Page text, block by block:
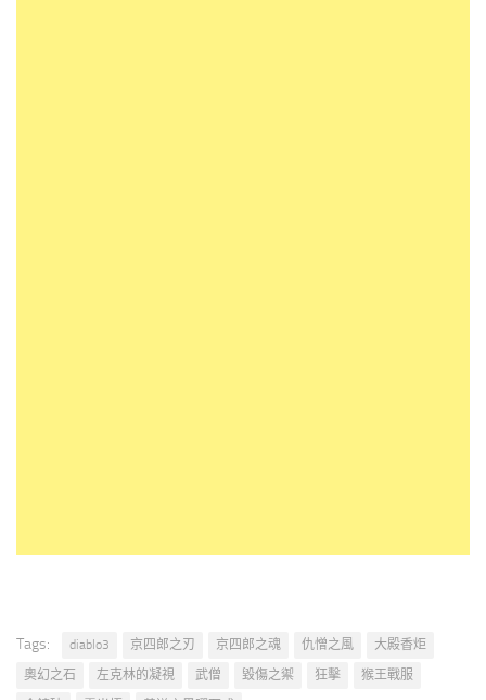
Tags: diablo3 京四郎之刃 京四郎之魂 仇憎之風
大殿香炬
奧幻之石
左克林的凝視 武僧 毀傷之禦 狂擊
猴王戰服